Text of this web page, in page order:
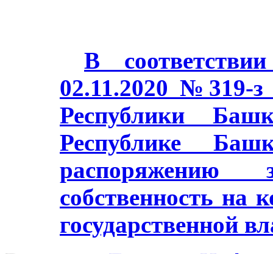
В
02.11.2020 №319-
Республики
Республике
распоряжению
собственность на
государственной